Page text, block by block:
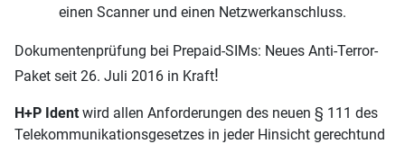
einen Scanner und einen Netzwerkanschluss.
Dokumentenprüfung bei Prepaid-SIMs: Neues Anti-Terror-
Paket seit 26. Juli 2016 in Kraft!
H+P Ident wird allen Anforderungen des neuen § 111 des
Telekommunikationsgesetzes in jeder Hinsicht gerechtund